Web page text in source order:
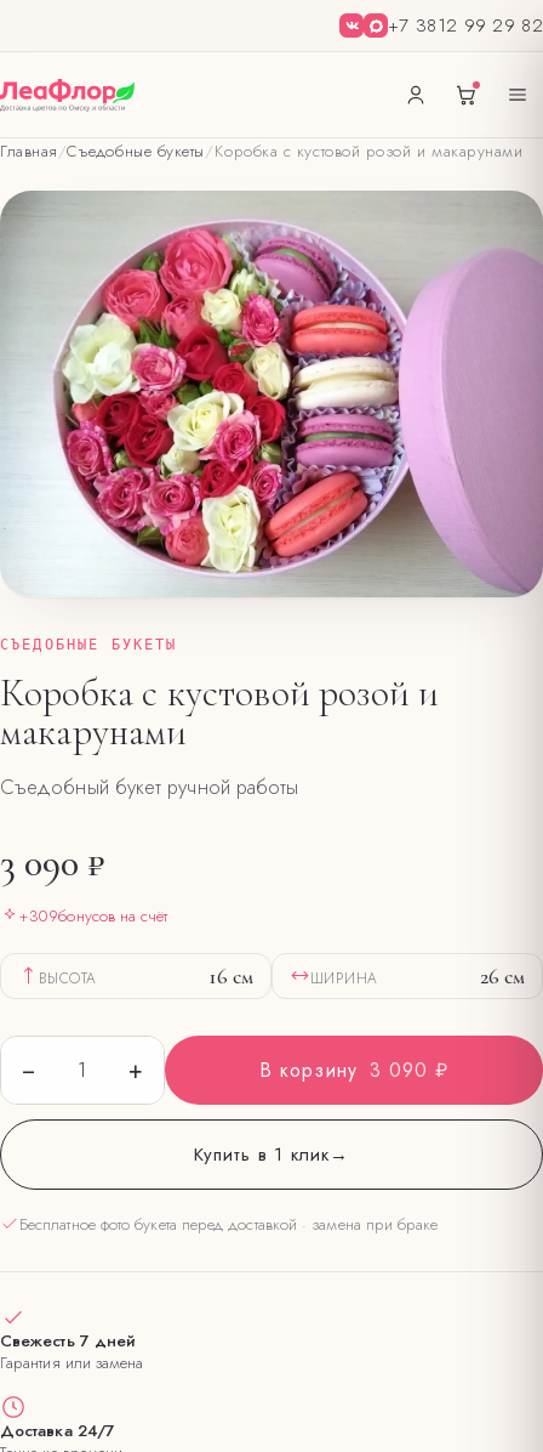
+7 3812 99 29 82
Главная/Съедобные букеты/Коробка с кустовой розой и макарунами
СЪЕДОБНЫЕ БУКЕТЫ
Коробка с кустовой розой и
макарунами
Съедобный букет ручной работы
3 090 ₽
+309бонусов на счёт
ВЫСОТА 16 см ШИРИНА 26 см
− 1 + В корзину 3 090 ₽
Купить в 1 клик→
Бесплатное фото букета перед доставкой · замена при браке
Свежесть 7 дней
Гарантия или замена
Доставка 24/7